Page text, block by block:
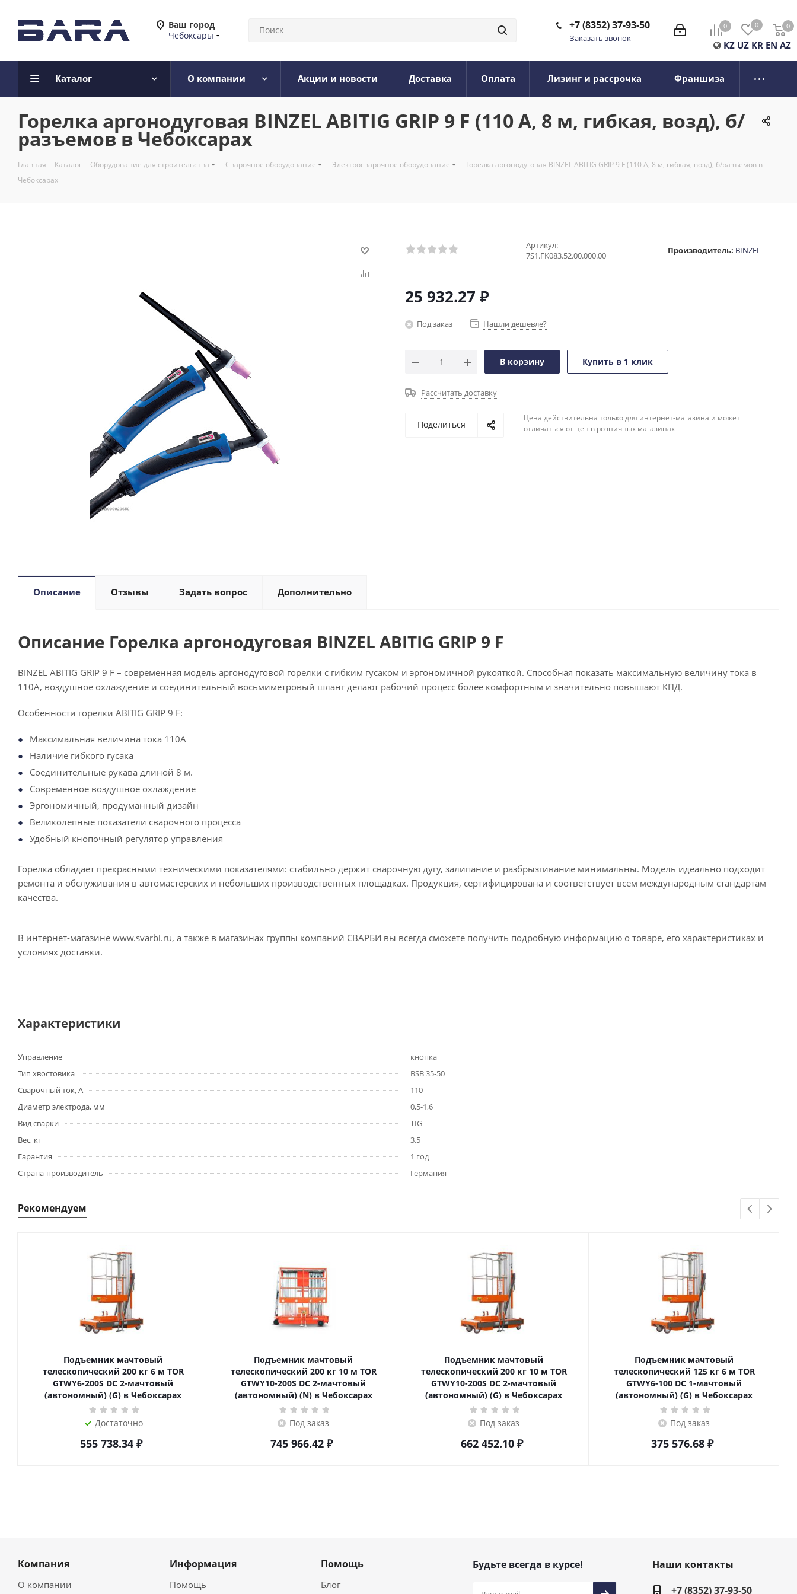
Ваш город
Чебоксары
0 0 0
0
KZ UZ KR EN AZ
+7 (8352) 37-93-50
Заказать звонок
Каталог О компании Акции и новости Доставка Оплата Лизинг и рассрочка Франшиза
Горелка аргонодуговая BINZEL ABITIG GRIP 9 F (110 А, 8 м, гибкая, возд), б/
разъемов в Чебоксарах
Главная - Каталог - Оборудование для строительства - Сварочное оборудование - Электросварочное оборудование - Горелка аргонодуговая BINZEL ABITIG GRIP 9 F (110 А, 8 м, гибкая, возд), б/разъемов в
Чебоксарах
Артикул:
7S1.FK083.52.00.000.00
Производитель: BINZEL
25 932.27 ₽
Под заказ Нашли дешевле?
В корзину Купить в 1 клик
Рассчитать доставку
Поделиться
Цена действительна только для интернет-магазина и может
отличаться от цен в розничных магазинах
Описание Отзывы Задать вопрос Дополнительно
Описание Горелка аргонодуговая BINZEL ABITIG GRIP 9 F
BINZEL ABITIG GRIP 9 F – современная модель аргонодуговой горелки с гибким гусаком и эргономичной рукояткой. Способная показать максимальную величину тока в
110А, воздушное охлаждение и соединительный восьмиметровый шланг делают рабочий процесс более комфортным и значительно повышают КПД.
Особенности горелки ABITIG GRIP 9 F:
Максимальная величина тока 110А
Наличие гибкого гусака
Соединительные рукава длиной 8 м.
Современное воздушное охлаждение
Эргономичный, продуманный дизайн
Великолепные показатели сварочного процесса
Удобный кнопочный регулятор управления
Горелка обладает прекрасными техническими показателями: стабильно держит сварочную дугу, залипание и разбрызгивание минимальны. Модель идеально подходит
ремонта и обслуживания в автомастерских и небольших производственных площадках. Продукция, сертифицирована и соответствует всем международным стандартам
качества.
В интернет-магазине www.svarbi.ru, а также в магазинах группы компаний СВАРБИ вы всегда сможете получить подробную информацию о товаре, его характеристиках и
условиях доставки.
Характеристики
Управление
кнопка
Тип хвостовика
BSB 35-50
Сварочный ток, А
110
Диаметр электрода, мм
0,5-1,6
Вид сварки
TIG
Вес, кг
3.5
Гарантия
1 год
Страна-производитель
Германия
Рекомендуем
Подъемник мачтовый
телескопический 200 кг 6 м TOR
GTWY6-200S DC 2-мачтовый
(автономный) (G) в Чебоксарах
Достаточно
555 738.34₽
Подъемник мачтовый
телескопический 200 кг 10 м TOR
GTWY10-200S DC 2-мачтовый
(автономный) (N) в Чебоксарах
Под заказ
745 966.42₽
Подъемник мачтовый
телескопический 200 кг 10 м TOR
GTWY10-200S DC 2-мачтовый
(автономный) (G) в Чебоксарах
Под заказ
662 452.10₽
Подъемник мачтовый
телескопический 125 кг 6 м TOR
GTWY6-100 DC 1-мачтовый
(автономный) (G) в Чебоксарах
Под заказ
375 576.68₽
Компания
О компании
Информация
Помощь
Помощь
Блог
Будьте всегда в курсе!
Наши контакты
+7 (8352) 37-93-50